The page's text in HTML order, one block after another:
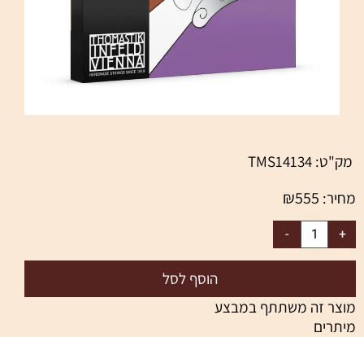
מק"ט: TMS14134
מחיר:
₪555
הוסף לסל
מוצר זה משתתף במבצע
מיתרים